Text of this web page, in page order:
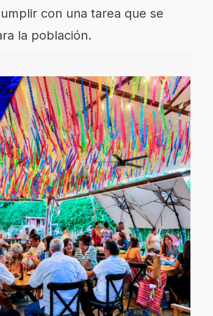
con una tarea que se
la población.